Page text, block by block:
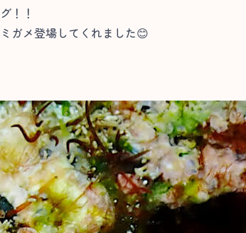
！！
ガメ登場してくれました😊